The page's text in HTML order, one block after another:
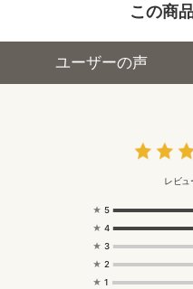
この商
ユーザーの声
レビュ
★ 5
★ 4
★ 3
★ 2
★ 1